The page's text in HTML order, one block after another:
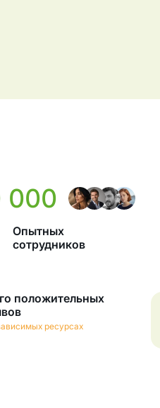
000
Опытных
сотрудников
положительных
ресурсах